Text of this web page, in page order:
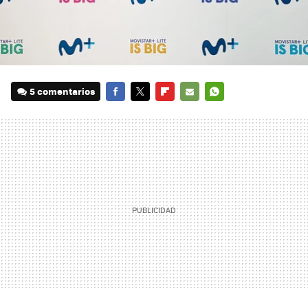
5 comentarios
MAIL